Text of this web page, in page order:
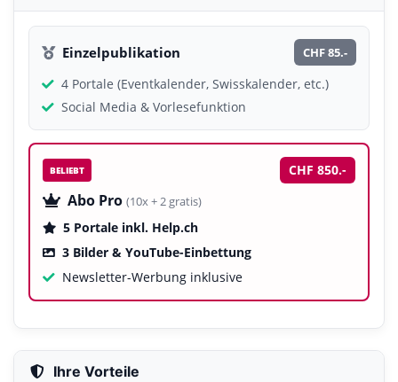
Einzelpublikation CHF 85.-
4 Portale (Eventkalender, Swisskalender, etc.)
Social Media & Vorlesefunktion
BELIEBT CHF 850.-
Abo Pro (10x + 2 gratis)
5 Portale inkl. Help.ch
3 Bilder & YouTube-Einbettung
Newsletter-Werbung inklusive
Ihre Vorteile